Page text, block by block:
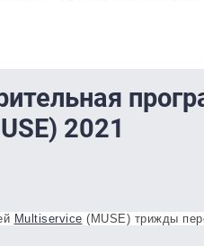
2021
Multiservice (MUSE) трижды